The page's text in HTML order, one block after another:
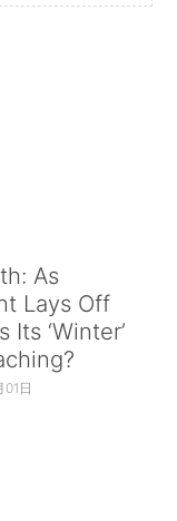
As
Lays Off
Its ‘Winter’
日